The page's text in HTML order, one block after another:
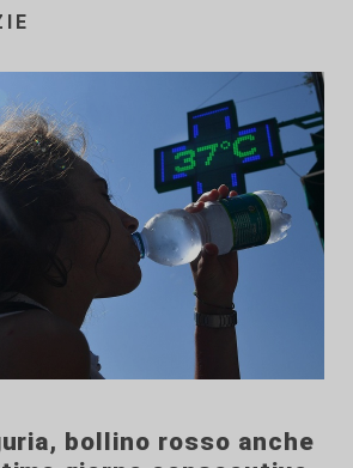
bollino rosso anche